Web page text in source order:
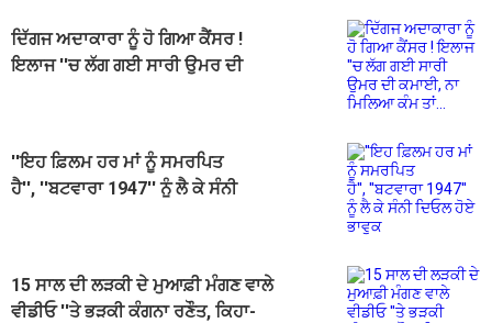
ਦਿੱਗਜ ਅਦਾਕਾਰਾ ਨੂੰ ਹੋ ਗਿਆ ਕੈਂਸਰ !
ਇਲਾਜ ''ਚ ਲੱਗ ਗਈ ਸਾਰੀ ਉਮਰ ਦੀ
''ਇਹ ਫ਼ਿਲਮ ਹਰ ਮਾਂ ਨੂੰ ਸਮਰਪਿਤ
ਹੈ'', ''ਬਟਵਾਰਾ 1947'' ਨੂੰ ਲੈ ਕੇ ਸੰਨੀ
15 ਸਾਲ ਦੀ ਲੜਕੀ ਦੇ ਮੁਆਫ਼ੀ ਮੰਗਣ ਵਾਲੇ
ਵੀਡੀਓ ''ਤੇ ਭੜਕੀ ਕੰਗਨਾ ਰਣੌਤ, ਕਿਹਾ-